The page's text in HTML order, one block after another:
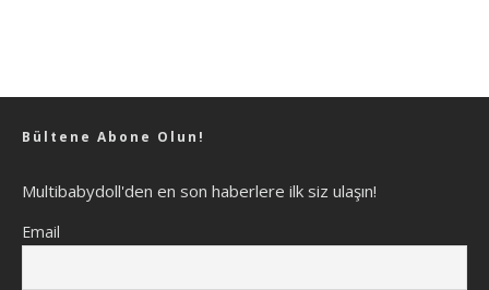
Bültene Abone Olun!
Multibabydoll'den en son haberlere ilk siz ulaşın!
Email